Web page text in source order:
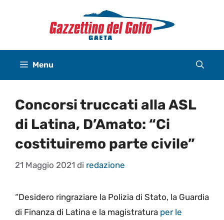
Menu
Concorsi truccati alla ASL
di Latina, D’Amato: “Ci
costituiremo parte civile”
21 Maggio 2021 di redazione
“Desidero ringraziare la Polizia di Stato, la Guardia
di Finanza di Latina e la magistratura per le